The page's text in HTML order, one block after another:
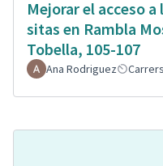
Mejorar el acceso
sitas en Rambla
Tobella, 105-107
Ana Rodriguez